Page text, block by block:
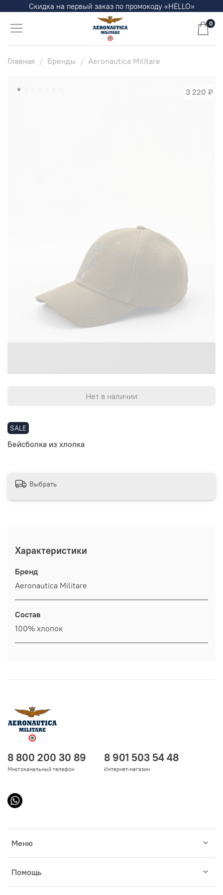
Скидка на первый заказ по промокоду «HELLO»
0
Главная Бренды Aeronautica Militare
SALE
Бейсболка из хлопка
3 220 ₽
Нет в наличии
Выбрать
Характеристики
Бренд
Aeronautica Militare
Состав
100% хлопок
Меню
Помощь
8 800 200 30 89
Многоканальный телефон
8 901 503 54 48
Интернет-магазин